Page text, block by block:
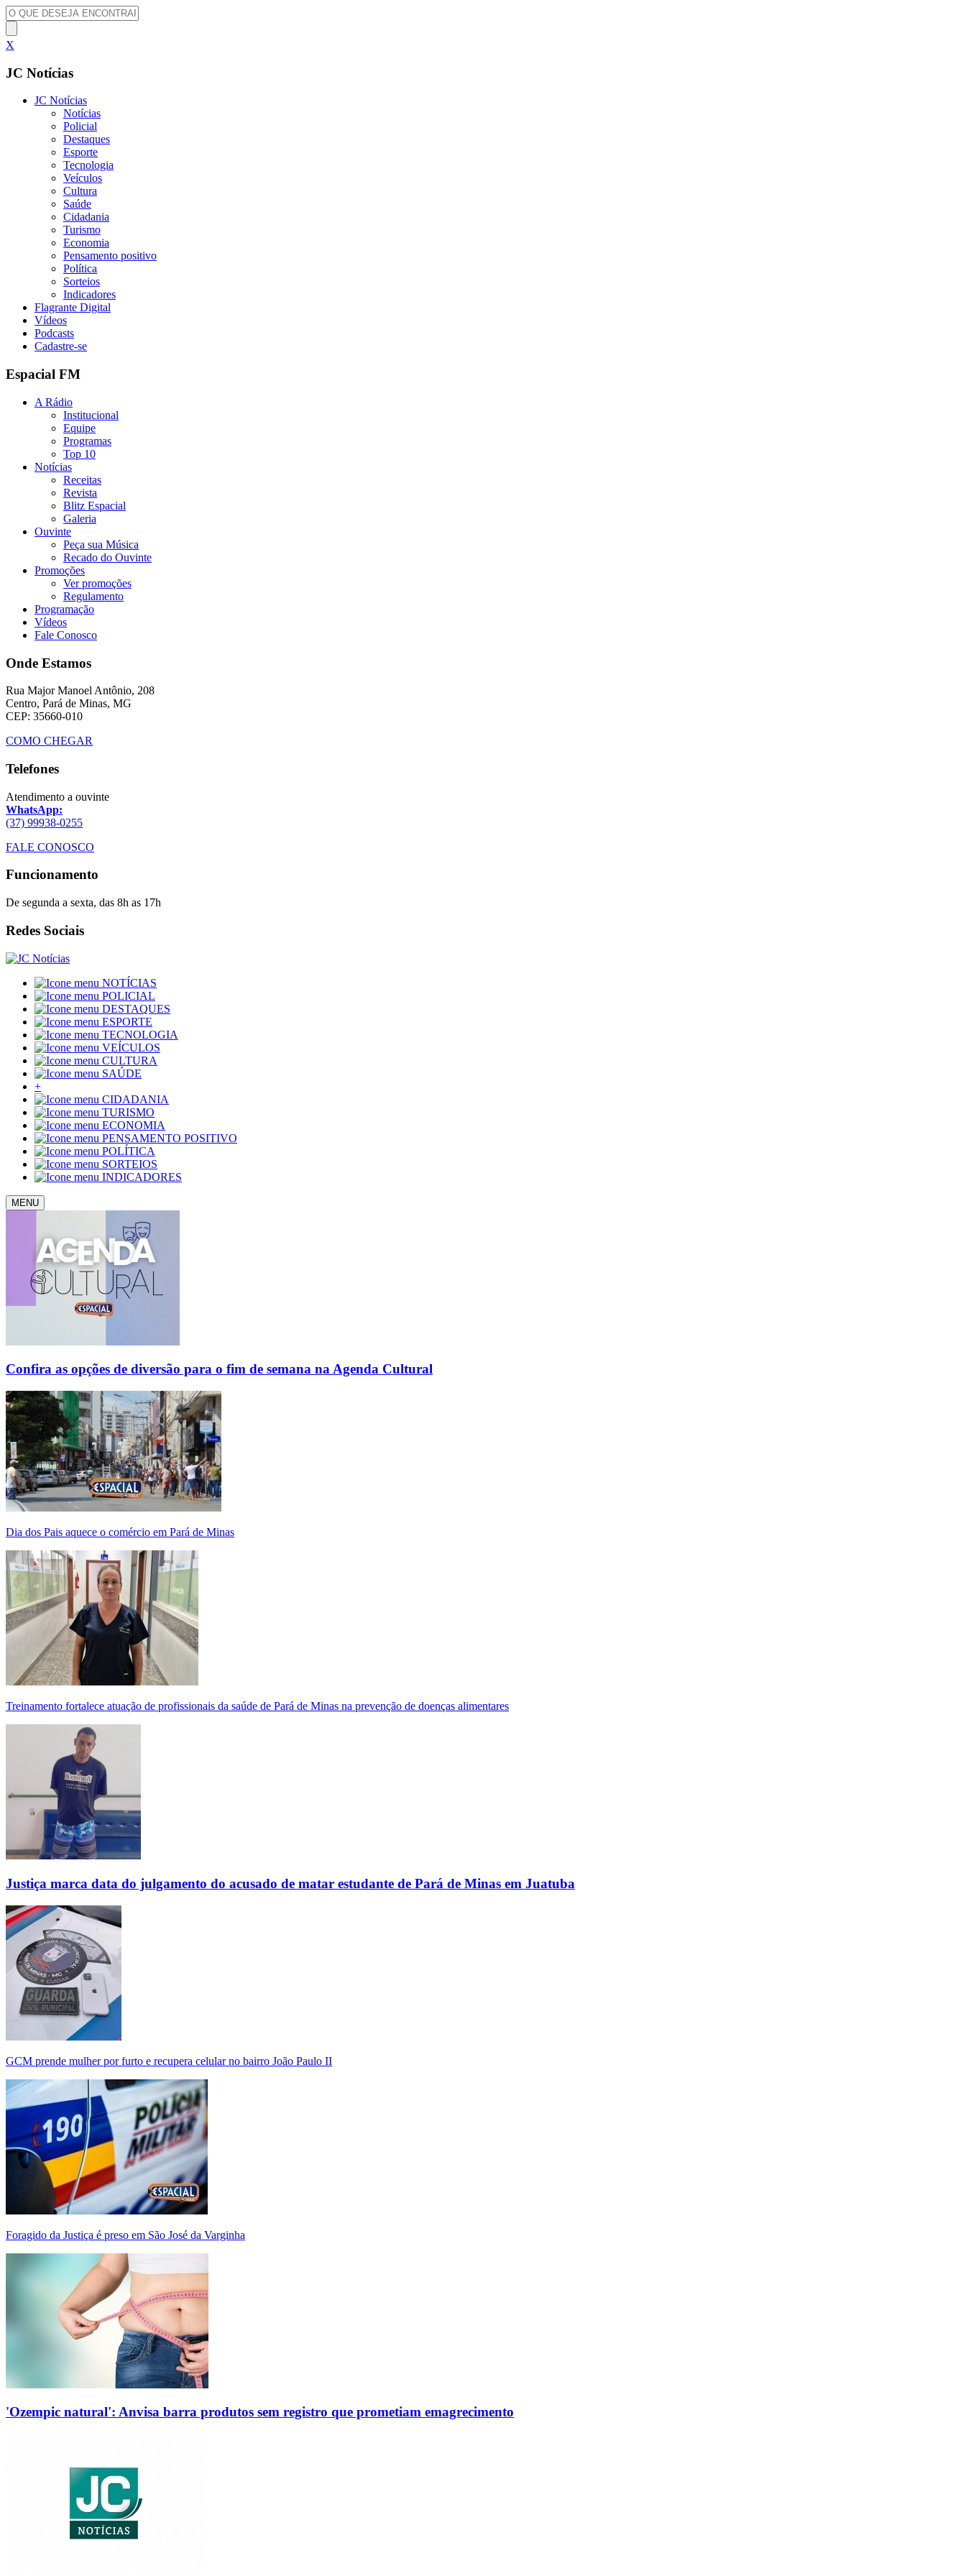
X
JC Notícias
JC Notícias
Notícias
Policial
Destaques
Esporte
Tecnologia
Veículos
Cultura
Saúde
Cidadania
Turismo
Economia
Pensamento positivo
Política
Sorteios
Indicadores
Flagrante Digital
Vídeos
Podcasts
Cadastre-se
Espacial FM
A Rádio
Institucional
Equipe
Programas
Top 10
Notícias
Receitas
Revista
Blitz Espacial
Galeria
Ouvinte
Peça sua Música
Recado do Ouvinte
Promoções
Ver promoções
Regulamento
Programação
Vídeos
Fale Conosco
Onde Estamos
Rua Major Manoel Antônio, 208
Centro, Pará de Minas, MG
CEP: 35660-010
COMO CHEGAR
Telefones
Atendimento a ouvinte
WhatsApp:
(37) 99938-0255
FALE CONOSCO
Funcionamento
De segunda a sexta, das 8h as 17h
Redes Sociais
NOTÍCIAS
POLICIAL
DESTAQUES
ESPORTE
TECNOLOGIA
VEÍCULOS
CULTURA
SAÚDE
+
CIDADANIA
TURISMO
ECONOMIA
PENSAMENTO POSITIVO
POLÍTICA
SORTEIOS
INDICADORES
MENU
Confira as opções de diversão para o fim de semana na Agenda Cultural
Dia dos Pais aquece o comércio em Pará de Minas
Treinamento fortalece atuação de profissionais da saúde de Pará de Minas na prevenção de doenças alimentares
Justiça marca data do julgamento do acusado de matar estudante de Pará de Minas em Juatuba
GCM prende mulher por furto e recupera celular no bairro João Paulo II
Foragido da Justiça é preso em São José da Varginha
'Ozempic natural': Anvisa barra produtos sem registro que prometiam emagrecimento